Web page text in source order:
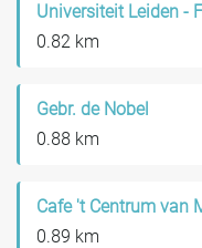
Universiteit Leiden -
0.82 km
Gebr. de Nobel
0.88 km
Cafe 't Centrum van
0.89 km